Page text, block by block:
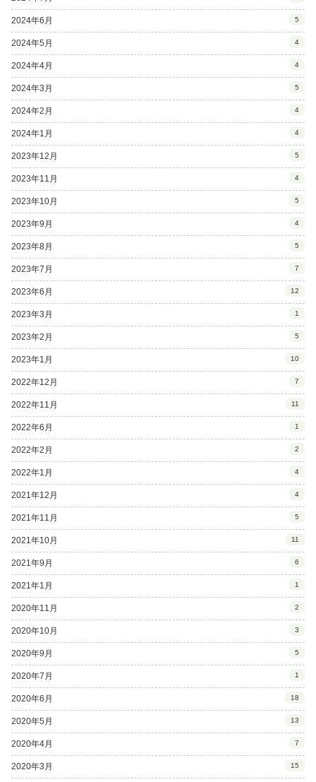
2024年6月 5
2024年5月 4
2024年4月 4
2024年3月 5
2024年2月 4
2024年1月 4
2023年12月 5
2023年11月 4
2023年10月 5
2023年9月 4
2023年8月 5
2023年7月 7
2023年6月 12
2023年3月 1
2023年2月 5
2023年1月 10
2022年12月 7
2022年11月 11
2022年6月 1
2022年2月 2
2022年1月 4
2021年12月 4
2021年11月 5
2021年10月 11
2021年9月 6
2021年1月 1
2020年11月 2
2020年10月 3
2020年9月 5
2020年7月 1
2020年6月 18
2020年5月 13
2020年4月 7
2020年3月 15